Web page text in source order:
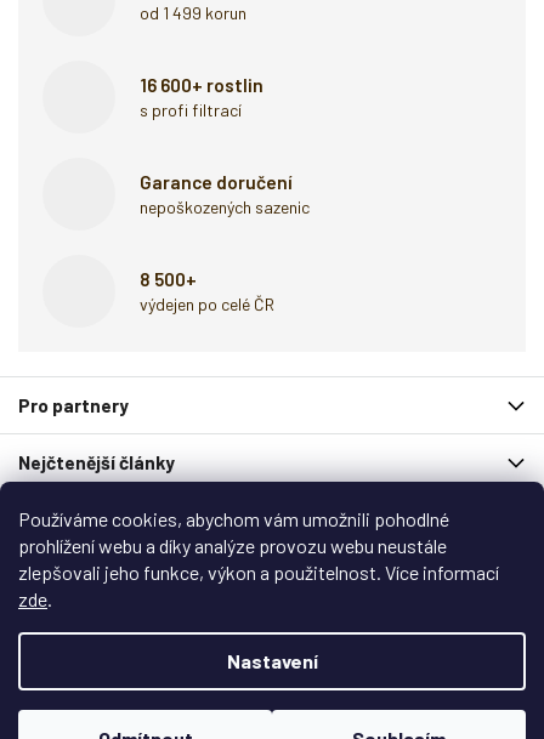
Používáme cookies, abychom vám umožnili pohodlné
prohlížení webu a díky analýze provozu webu neustále
zlepšovali jeho funkce, výkon a použitelnost. Více informací
zde.
Nastavení
od 1 499 korun
16 600+ rostlin
s profi filtrací
Garance doručení
nepoškozených sazenic
8 500+
výdejen po celé ČR
p
t
Pro partnery
Nejčtenější články
Spolupracují s námi
Zákaznický servis
Upravit nastavení cookies